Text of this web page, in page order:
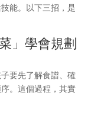
能。以下三招，是
」學會規劃
要先了解食譜、確
。這個過程，其實